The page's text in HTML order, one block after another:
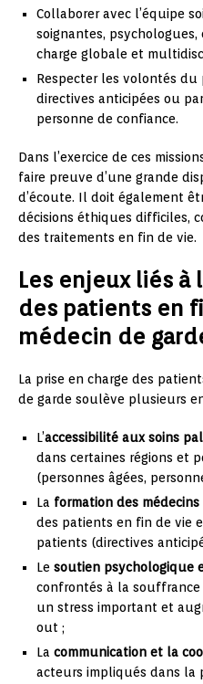
Collaborer avec l’équipe
soignantes,
charge globale et
Respecter les volontés du
directives anticipées ou
personne de confiance.
Dans l’exercice de ces
faire preuve d’une grande
d’écoute. Il doit également
décisions éthiques difficiles,
des traitements en fin de vie.
Les enjeux liés à
des patients en
médecin de
La prise en charge des
de garde soulève plusieurs
L’accessibilité aux soins
dans certaines régions et
(personnes âgées,
La formation des médecins
des patients en fin de vie
patients (directives
Le soutien psychologique
confrontés à la
un stress important et
out ;
La communication et la
acteurs impliqués dans la